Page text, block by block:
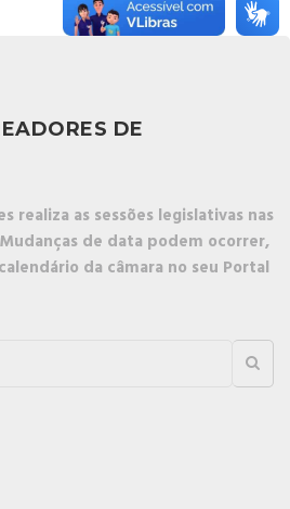
DE
realiza as sessões legislativas nas
de data podem ocorrer,
da câmara no seu Portal